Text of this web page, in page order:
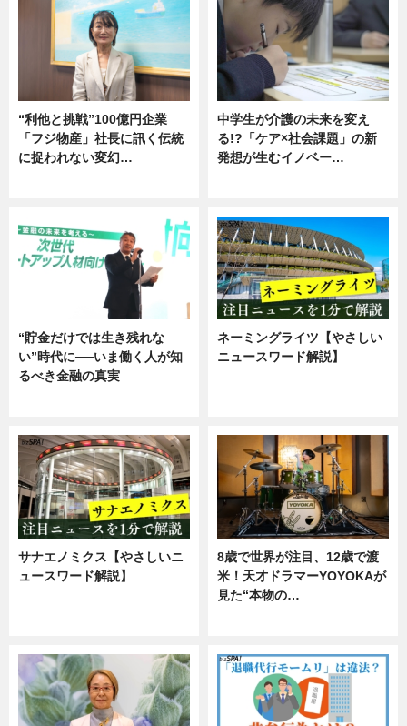
“利他と挑戦”100億円企業
「フジ物産」社長に訊く伝統
に捉われない変幻…
中学生が介護の未来を変え
る!?「ケア×社会課題」の新
発想が生むイノベー…
“貯金だけでは生き残れな
い”時代に──いま働く人が知
るべき金融の真実
ネーミングライツ【やさしい
ニュースワード解説】
サナエノミクス【やさしいニ
ュースワード解説】
8歳で世界が注目、12歳で渡
米！天才ドラマーYOYOKAが
見た“本物の…